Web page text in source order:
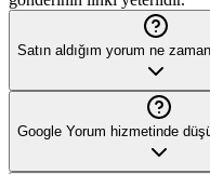
Satın aldığım yorum ne
Google Yorum hizmetinde